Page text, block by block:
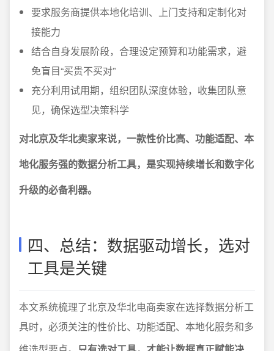
要求服务商提供本地化培训、上门支持和定制化对
接能力
结合自身发展阶段，合理设定预算和功能需求，避
免盲目“买贵不买对”
充分利用试用期，组织团队深度体验，收集团队意
见，确保选型决策科学
对北京及华北卖家来说，一款性价比高、功能适配、本
地化服务强的数据分析工具，是实现持续增长和数字化
升级的必备利器。
四、总结：数据驱动增长，选对
工具是关键
本文系统梳理了北京及华北电商卖家在选择数据分析工
具时，必须关注的性价比、功能适配、本地化服务和多